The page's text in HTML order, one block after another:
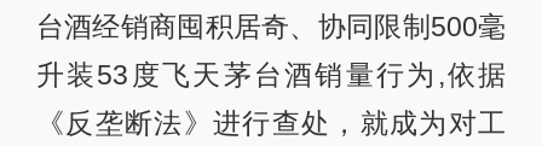
台酒经销商囤积居奇、协同限制500毫
升装53度飞天茅台酒销量行为,依据
《反垄断法》进行查处，就成为对工